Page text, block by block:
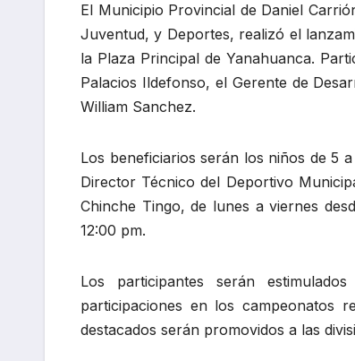
El Municipio Provincial de Daniel
Juventud, y Deportes, realizó el
la Plaza Principal de Yanahuanca.
Palacios Ildefonso, el Gerente de
William Sanchez.
Los beneficiarios serán los niños de 5
Director Técnico del Deportivo
Chinche Tingo, de lunes a viernes
12:00 pm.
Los participantes serán
participaciones en los campeonatos
destacados serán promovidos a las